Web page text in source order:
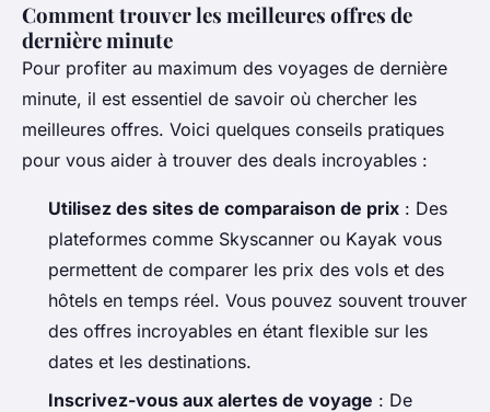
Comment trouver les meilleures offres de
dernière minute
Pour profiter au maximum des voyages de dernière
minute, il est essentiel de savoir où chercher les
meilleures offres. Voici quelques conseils pratiques
pour vous aider à trouver des deals incroyables :
Utilisez des sites de comparaison de prix : Des
plateformes comme Skyscanner ou Kayak vous
permettent de comparer les prix des vols et des
hôtels en temps réel. Vous pouvez souvent trouver
des offres incroyables en étant flexible sur les
dates et les destinations.
Inscrivez-vous aux alertes de voyage : De